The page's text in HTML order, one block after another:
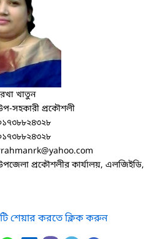
খাতুন
সহকারী প্রকৌশলী
@yahoo.com
প্রকৌশলীর কার্যালয়,
শেয়ার করতে ক্লিক করুন